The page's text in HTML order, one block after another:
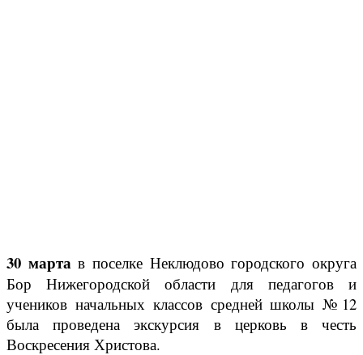
30 марта в поселке Неклюдово городского округа
Бор Нижегородской области для педагогов и
учеников начальных классов средней школы №12
была проведена экскурсия в церковь в честь
Воскресения Христова.